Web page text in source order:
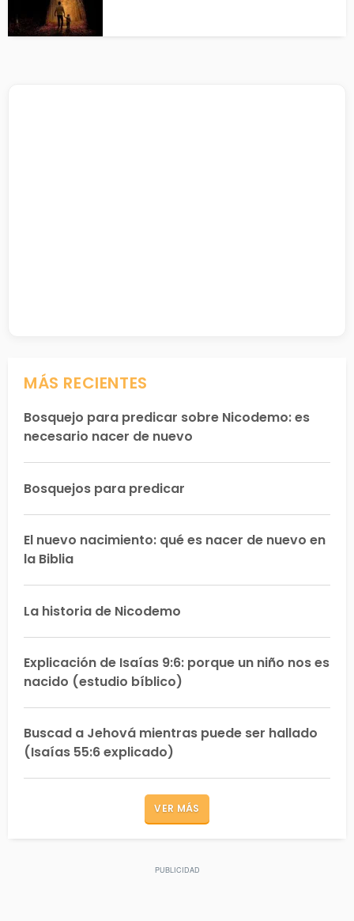
MÁS RECIENTES
Bosquejo para predicar sobre Nicodemo: es
necesario nacer de nuevo
Bosquejos para predicar
El nuevo nacimiento: qué es nacer de nuevo en
la Biblia
La historia de Nicodemo
Explicación de Isaías 9:6: porque un niño nos es
nacido (estudio bíblico)
Buscad a Jehová mientras puede ser hallado
(Isaías 55:6 explicado)
VER MÁS